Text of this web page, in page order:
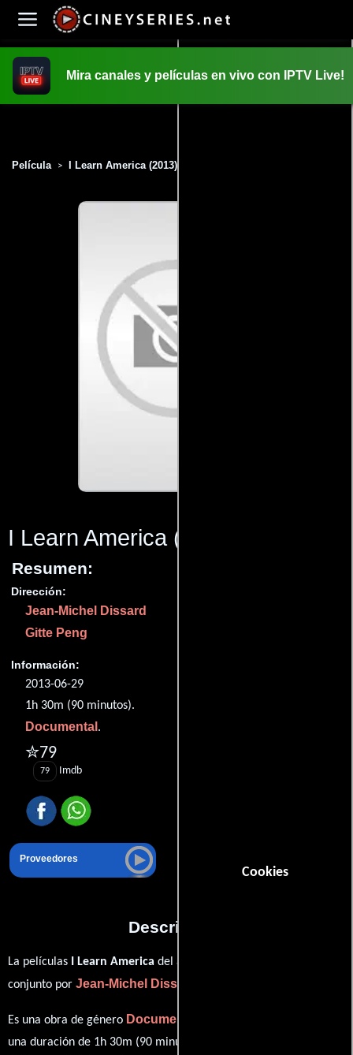
Cookies
Mira canales y películas en vivo con IPTV Live!
Película > I Learn America (2013)
I Learn America(2013)
Resumen:
Dirección:
Jean-Michel Dissard
Gitte Peng
Información:
2013-06-29
1h 30m (90 minutos).
Documental .
✮79
79 Imdb
Proveedores
Descripción
La películas I Learn America del año 2013, está dirigida en
conjunto por Jean-Michel Dissard
Es una obra de género Documental
una duración de 1h 30m (90 minutos), esta película tiene